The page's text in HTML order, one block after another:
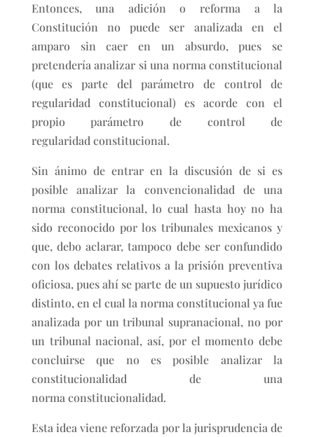
Entonces, una adición o reforma a la
Constitución no puede ser analizada en el
amparo sin caer en un absurdo, pues se
pretendería analizar si una norma constitucional
(que es parte del parámetro de control de
regularidad constitucional) es acorde con el
propio parámetro de control de
regularidad constitucional.
Sin ánimo de entrar en la discusión de si es
posible analizar la convencionalidad de una
norma constitucional, lo cual hasta hoy no ha
sido reconocido por los tribunales mexicanos y
que, debo aclarar, tampoco debe ser confundido
con los debates relativos a la prisión preventiva
oficiosa, pues ahí se parte de un supuesto jurídico
distinto, en el cual la norma constitucional ya fue
analizada por un tribunal supranacional, no por
un tribunal nacional, así, por el momento debe
concluirse que no es posible analizar la
constitucionalidad de una
norma constitucionalidad.
Esta idea viene reforzada por la jurisprudencia de